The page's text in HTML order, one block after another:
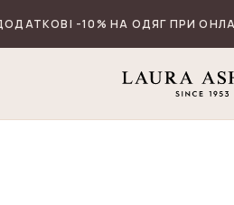
-10% НА ОДЯГ ПРИ